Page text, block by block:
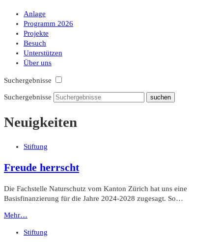
Anlage
Programm 2026
Projekte
Besuch
Unterstützen
Über uns
Suchergebnisse
Suchergebnisse
Neuigkeiten
Stiftung
Freude herrscht
Die Fachstelle Naturschutz vom Kanton Zürich hat uns eine
Basisfinanzierung für die Jahre 2024-2028 zugesagt. So…
Mehr…
Stiftung